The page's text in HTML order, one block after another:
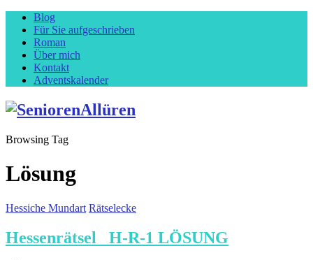
Blog
Für Sie aufgeschrieben
Roman
Über mich
Kontakt
Adventskalender
Browsing Tag
Lösung
Hessiche Mundart Rätselecke
Hessenrätsel H-R-1 LÖSUNG